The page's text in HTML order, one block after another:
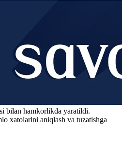
bilan hamkorlikda yaratildi.
xatolarini aniqlash va tuzatishga